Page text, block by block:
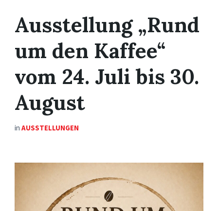
Ausstellung „Rund
um den Kaffee“
vom 24. Juli bis 30.
August
in AUSSTELLUNGEN